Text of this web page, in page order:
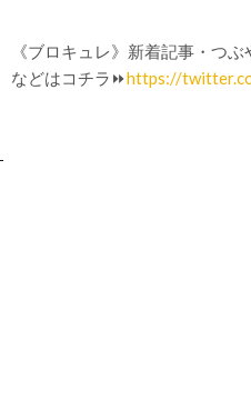
《ブロキュレ》新着記事・つぶ
などはコチラ⏩https://